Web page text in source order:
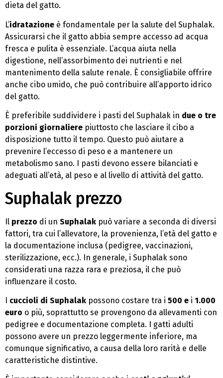
dieta del gatto.
L’idratazione è fondamentale per la salute del Suphalak.
Assicurarsi che il gatto abbia sempre accesso ad acqua
fresca e pulita è essenziale. L’acqua aiuta nella
digestione, nell’assorbimento dei nutrienti e nel
mantenimento della salute renale. È consigliabile offrire
anche cibo umido, che può contribuire all’apporto idrico
del gatto.
È preferibile suddividere i pasti del Suphalak in due o tre
porzioni giornaliere piuttosto che lasciare il cibo a
disposizione tutto il tempo. Questo può aiutare a
prevenire l’eccesso di peso e a mantenere un
metabolismo sano. I pasti devono essere bilanciati e
adeguati all’età, al peso e al livello di attività del gatto.
Suphalak prezzo
Il prezzo di un Suphalak può variare a seconda di diversi
fattori, tra cui l’allevatore, la provenienza, l’età del gatto e
la documentazione inclusa (pedigree, vaccinazioni,
sterilizzazione, ecc.). In generale, i Suphalak sono
considerati una razza rara e preziosa, il che può
influenzare il costo.
I cuccioli di Suphalak possono costare tra i 500 e i 1.000
euro o più, soprattutto se provengono da allevamenti con
pedigree e documentazione completa. I gatti adulti
possono avere un prezzo leggermente inferiore, ma
comunque significativo, a causa della loro rarità e delle
caratteristiche distintive.